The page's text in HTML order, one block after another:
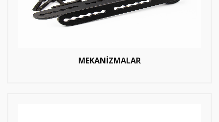
MEKANİZMALAR